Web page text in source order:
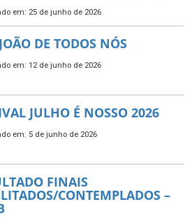
em: 25 de junho de 2026
DE TODOS NÓS
em: 12 de junho de 2026
JULHO É NOSSO 2026
em: 5 de junho de 2026
FINAIS
CONTEMPLADOS –